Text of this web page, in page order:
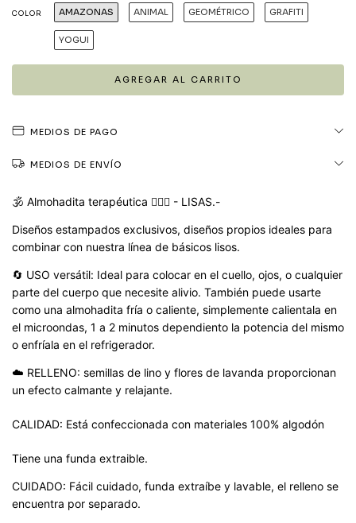
COLOR AMAZONAS ANIMAL GEOMÉTRICO GRAFITI
YOGUI
MEDIOS DE PAGO
MEDIOS DE ENVÍO
🕉️ Almohadita terapéutica 🧘🏽‍♀️ - LISAS.-
Diseños estampados exclusivos, diseños propios ideales para
combinar con nuestra línea de básicos lisos.
🔄 USO versátil: Ideal para colocar en el cuello, ojos, o cualquier
parte del cuerpo que necesite alivio. También puede usarte
como una almohadita fría o caliente, simplemente calientala en
el microondas, 1 a 2 minutos dependiento la potencia del mismo
o enfríala en el refrigerador.
☁️ RELLENO: semillas de lino y flores de lavanda proporcionan
un efecto calmante y relajante.
CALIDAD: Está confeccionada con materiales 100% algodón
Tiene una funda extraible.
CUIDADO: Fácil cuidado, funda extraíbe y lavable, el relleno se
encuentra por separado.